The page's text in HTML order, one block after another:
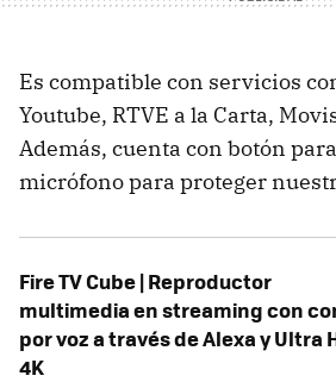
Es compatible con servicios
Youtube, RTVE a la Carta,
Además, cuenta con botón
micrófono para proteger
Fire TV Cube | Reproductor
multimedia en streaming con
por voz a través de Alexa y Ultra
4K